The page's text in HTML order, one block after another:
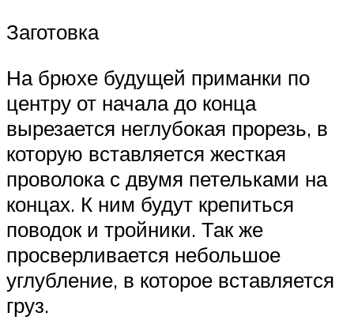
Заготовка
На брюхе будущей приманки по
центру от начала до конца
вырезается неглубокая прорезь, в
которую вставляется жесткая
проволока с двумя петельками на
концах. К ним будут крепиться
поводок и тройники. Так же
просверливается небольшое
углубление, в которое вставляется
груз.